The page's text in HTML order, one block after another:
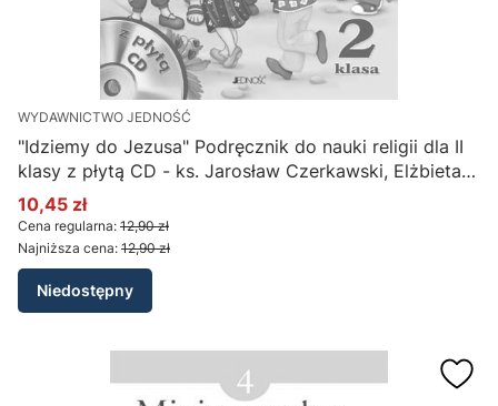
WYDAWNICTWO JEDNOŚĆ
"Idziemy do Jezusa" Podręcznik do nauki religii dla II
klasy z płytą CD - ks. Jarosław Czerkawski, Elżbieta
Kondrak
Cena promocyjna
10,45 zł
Cena regularna: 12,90 zł
Najniższa cena: 12,90 zł
Niedostępny